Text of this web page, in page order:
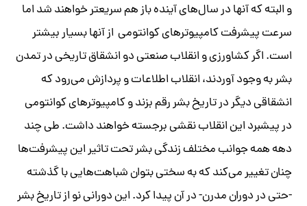
و البته که آنها در سال‌های آینده باز هم سریعتر خواهند شد اما
سرعت پیشرفت کامپیوترهای کوانتومی از آنها بسیار بیشتر
است. اگر کشاورزی و انقلاب صنعتی دو انشقاق تاریخی در تمدن
بشر به وجود آوردند، انقلاب اطلاعات و پردازش می‌رود که
انشقاقی دیگر در تاریخ بشر رقم بزند و کامپیوترهای کوانتومی
در پیشبرد این انقلاب نقشی برجسته خواهند داشت. طی چند
دهه همه جوانب مختلف زندگی بشر تحت تاثیر این پیشرفت‌ها
چنان تغییر می‌کند که به سختی بتوان شباهت‌هایی با گذشته
-حتی در دوران مدرن- در آن پیدا کرد. این دورانی نو از تاریخ بشر